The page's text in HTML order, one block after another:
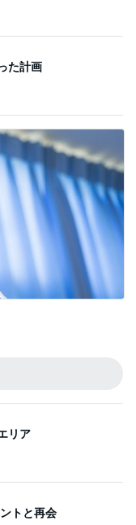
た計画
リア
トと再会